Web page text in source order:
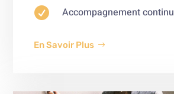
 Accompagnement continu
En Savoir Plus